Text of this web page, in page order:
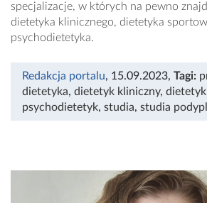
specjalizacje, w których na pewno
dietetyka klinicznego, dietetyka
psychodietetyka.
Redakcja portalu, 15.09.2023, Tagi:
dietetyka, dietetyk kliniczny,
psychodietetyk, studia, studia